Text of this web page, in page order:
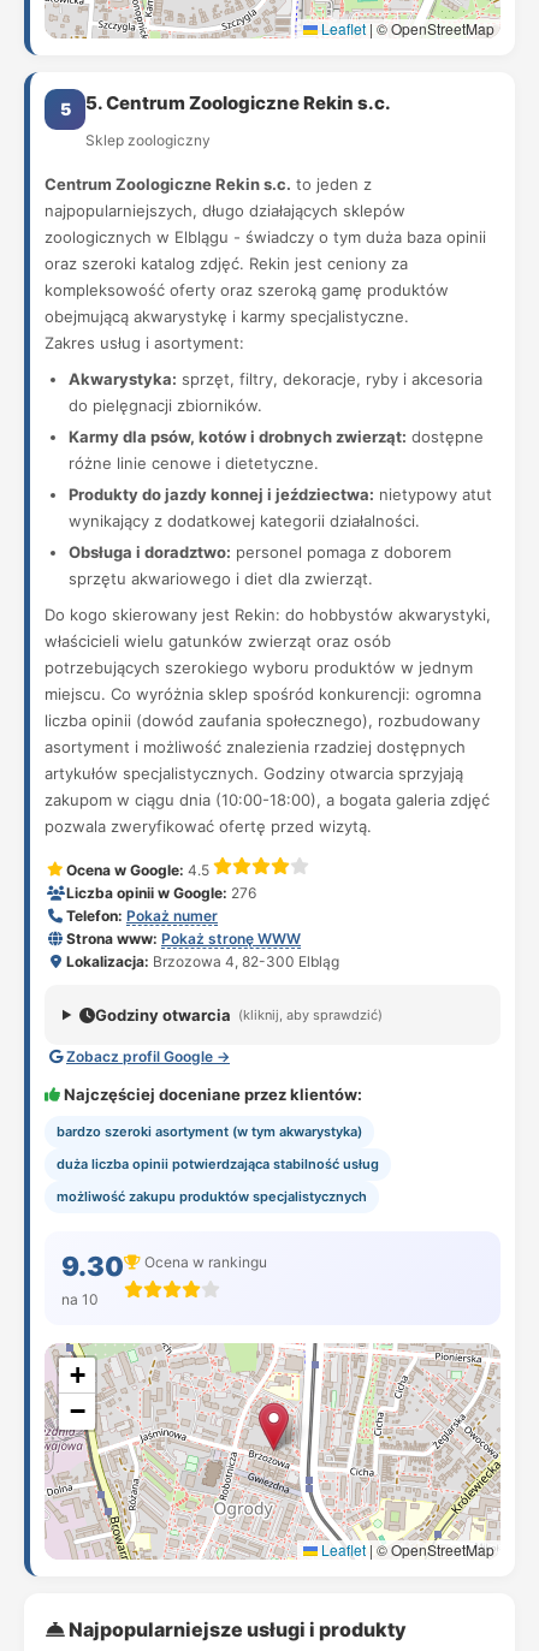
Leaflet | © OpenStreetMap
5 5. Centrum Zoologiczne Rekin s.c.
Sklep zoologiczny
Centrum Zoologiczne Rekin s.c. to jeden z
najpopularniejszych, długo działających sklepów
zoologicznych w Elblągu - świadczy o tym duża baza opinii
oraz szeroki katalog zdjęć. Rekin jest ceniony za
kompleksowość oferty oraz szeroką gamę produktów
obejmującą akwarystykę i karmy specjalistyczne.
Zakres usług i asortyment:
Akwarystyka: sprzęt, filtry, dekoracje, ryby i akcesoria
do pielęgnacji zbiorników.
Karmy dla psów, kotów i drobnych zwierząt: dostępne
różne linie cenowe i dietetyczne.
Produkty do jazdy konnej i jeździectwa: nietypowy atut
wynikający z dodatkowej kategorii działalności.
Obsługa i doradztwo: personel pomaga z doborem
sprzętu akwariowego i diet dla zwierząt.
Do kogo skierowany jest Rekin: do hobbystów akwarystyki,
właścicieli wielu gatunków zwierząt oraz osób
potrzebujących szerokiego wyboru produktów w jednym
miejscu. Co wyróżnia sklep spośród konkurencji: ogromna
liczba opinii (dowód zaufania społecznego), rozbudowany
asortyment i możliwość znalezienia rzadziej dostępnych
artykułów specjalistycznych. Godziny otwarcia sprzyjają
zakupom w ciągu dnia (10:00-18:00), a bogata galeria zdjęć
pozwala zweryfikować ofertę przed wizytą.
Ocena w Google: 4.5
Liczba opinii w Google: 276
Telefon: Pokaż numer
Strona www: Pokaż stronę WWW
Lokalizacja: Brzozowa 4, 82-300 Elbląg
Godziny otwarcia (kliknij, aby sprawdzić)
Zobacz profil Google →
Najczęściej doceniane przez klientów:
bardzo szeroki asortyment (w tym akwarystyka)
duża liczba opinii potwierdzająca stabilność usług
możliwość zakupu produktów specjalistycznych
9.30
na 10
Ocena w rankingu
+
−
Leaflet | © OpenStreetMap
Najpopularniejsze usługi i produkty